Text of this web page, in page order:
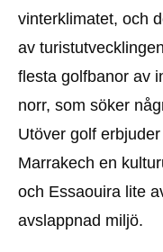
vinterklimatet, och
av
flesta golfbanor av
norr, som söker
Utöver golf
Marrakech en
och Essaouira lite
avslappnad miljö.